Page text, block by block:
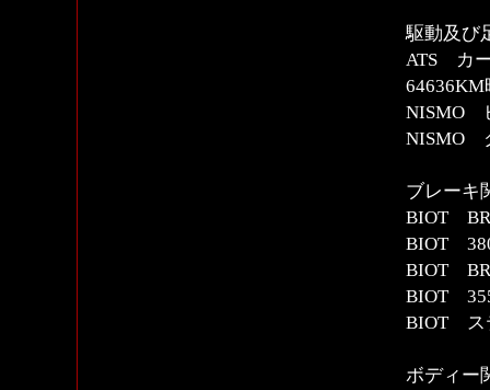
駆動及び
ATS カ
64636KM
NISMO
NISMO
ブレーキ
BIOT
BIOT
BIOT
BIOT
BIOT ス
ボディー